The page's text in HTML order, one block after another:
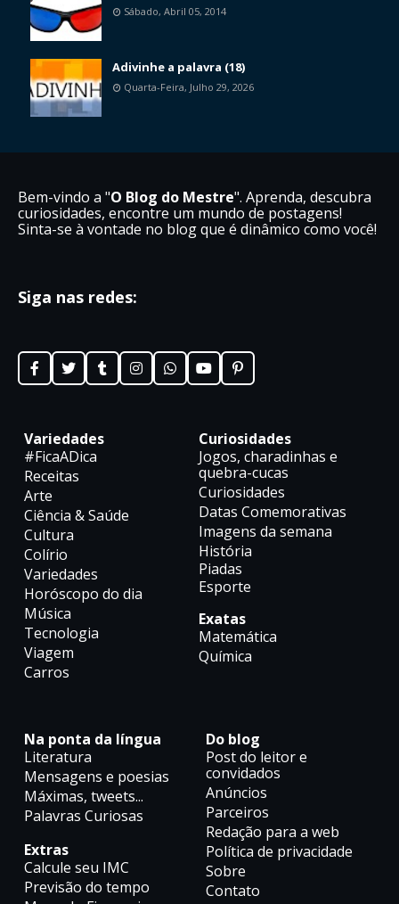
Sábado, Abril 05, 2014
Adivinhe a palavra (18)
Quarta-Feira, Julho 29, 2026
Bem-vindo a "O Blog do Mestre". Aprenda, descubra
curiosidades, encontre um mundo de postagens!
Sinta-se à vontade no blog que é dinâmico como você!
Siga nas redes:
Variedades
#FicaADica
Receitas
Arte
Ciência & Saúde
Cultura
Colírio
Variedades
Horóscopo do dia
Música
Tecnologia
Viagem
Carros
Curiosidades
Jogos, charadinhas e
quebra-cucas
Curiosidades
Datas Comemorativas
Imagens da semana
História
Piadas
Esporte
Exatas
Matemática
Química
Na ponta da língua
Literatura
Mensagens e poesias
Máximas, tweets...
Palavras Curiosas
Extras
Calcule seu IMC
Previsão do tempo
Do blog
Post do leitor e
convidados
Anúncios
Parceiros
Redação para a web
Política de privacidade
Sobre
Contato